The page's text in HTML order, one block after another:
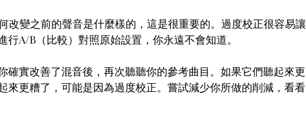
改變之前的聲音是什麼樣的，這是很重要的。過度校正很容易讓
A/B（比較）對照原始設置，你永遠不會知道。
確實改善了混音後，再次聽聽你的參考曲目。如果它們聽起來更
來更糟了，可能是因為過度校正。嘗試減少你所做的削減，看看